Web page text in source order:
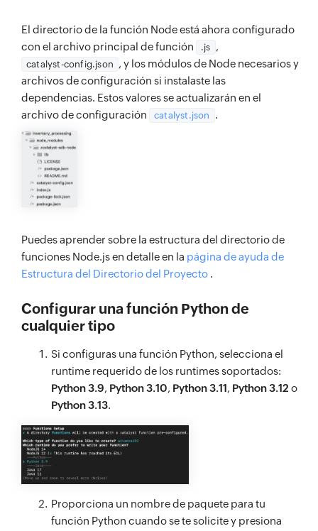
El directorio de la función Node está ahora configurado
con el archivo principal de función
.js ,
catalyst-config.json , y los módulos de Node necesarios y
archivos de configuración si instalaste las
dependencias. Estos valores se actualizarán en el
archivo de configuración
catalyst.json .
Puedes aprender sobre la estructura del directorio de
funciones Node.js en detalle en la página de ayuda de
Estructura del Directorio del Proyecto .
Configurar una función Python de
cualquier tipo
Si configuras una función Python, selecciona el
runtime requerido de los runtimes soportados:
Python 3.9, Python 3.10, Python 3.11, Python 3.12 o
Python 3.13.
Proporciona un nombre de paquete para tu
función Python cuando se te solicite y presiona